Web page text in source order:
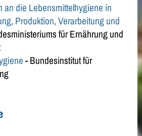
an die Lebensmittelhygiene in
Produktion, Verarbeitung und
für Ernährung und
- Bundesinstitut für